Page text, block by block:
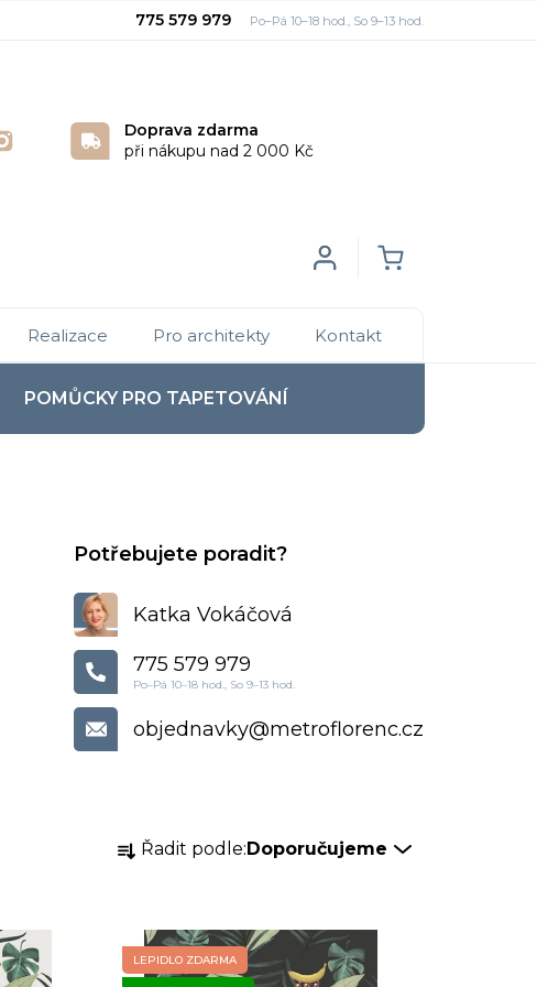
775 579 979
Doprava zdarma
při nákupu nad 2 000 Kč
Login
POMŮCKY PRO TAPETOVÁNÍ
Realizace Pro architekty Kontakt
Katka Vokáčová
objednavky@metroflorenc.cz
775 579 979
a
n
í
Řadit podle: Doporučujeme
LEPIDLO ZDARMA